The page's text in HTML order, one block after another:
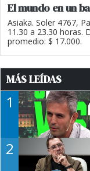
El mundo en un
Asiaka. Soler 4767,
11.30 a 23.30 horas.
promedio: $ 17.000.
MÁS LEÍDAS
1
2